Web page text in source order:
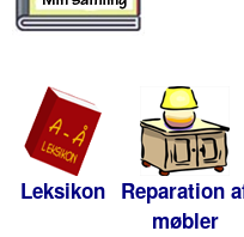
Leksikon Reparation
møbler